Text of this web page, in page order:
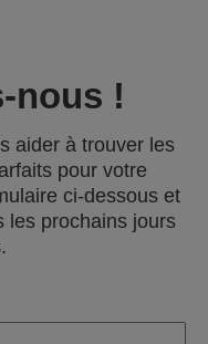
nous !
aider à trouver les
pour votre
ci-dessous et
les prochains jours